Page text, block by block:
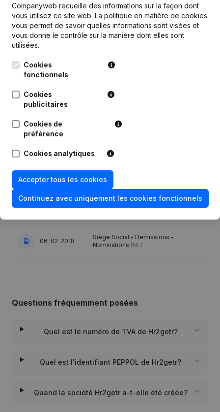
Publications de Hr2getr
08-12-2025
Rubrique Fin (Cessation, Annulation
20-12-2022
Modification Forme Juridique - But -
Demissions - Nominations -
25-04-2018
Demissions - Nominations - Statuts
(Traduction, Coordination, Autres
06-02-2018
Siège Social - Demissions -
Nominations (NL)
Questions fréquemment posées
Quel est le numéro de TVA de Hr2getr?
Quel est l'identifiant PEPPOL de Hr2getr?
Quand la société Hr2getr a-t-elle été créée?
Companyweb recueille des informations sur la façon dont
vous utilisez ce site web. La politique en matière de cookies
vous permet de savoir quelles informations sont visées et
vous donne le contrôle sur la manière dont elles sont
utilisées.
Cookies
fonctionnels
Cookies
publicitaires
Cookies de
préférence
Cookies analytiques
Accepter tous les cookies
Continuez avec uniquement les cookies fonctionnels